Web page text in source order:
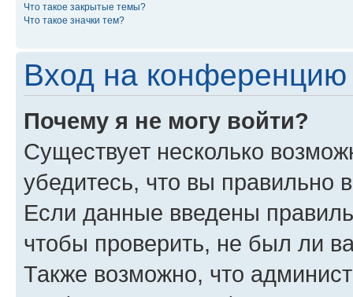
Что такое закрытые темы?
Что такое значки тем?
Вход на конференцию
Почему я не могу войти?
Существует несколько
убедитесь, что вы правильно
Если данные введены
чтобы проверить, не был ли
Также возможно, что